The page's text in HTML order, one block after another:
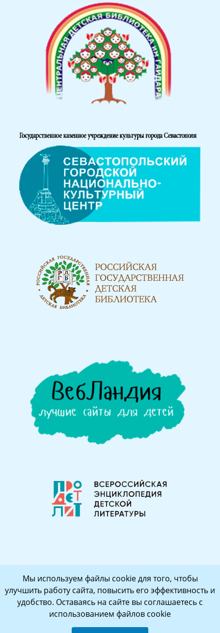
Мы используем файлы cookie для того, чтобы
улучшить работу сайта, повысить его эффективность и
удобство. Оставаясь на сайте вы соглашаетесь с
использованием файлов cookie